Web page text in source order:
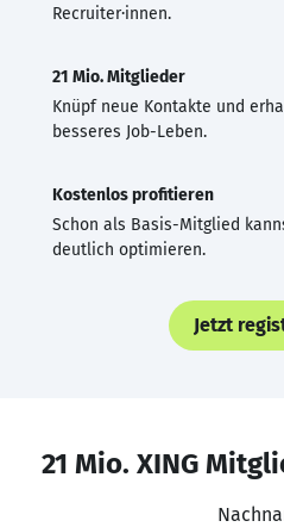
Recruiter·innen.
21 Mio. Mitglieder
Knüpf neue Kontakte und
besseres Job-Leben.
Kostenlos profitieren
Schon als Basis-Mitglied
deutlich optimieren.
Jetzt
21 Mio. XING